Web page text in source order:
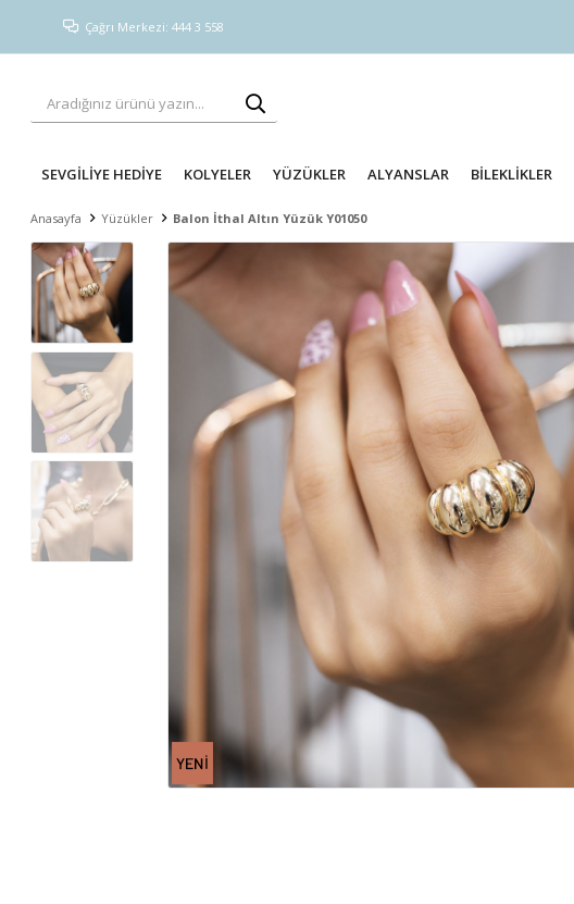
Çağrı Merkezi: 444 3 558
SEVGİLİYE HEDİYE KOLYELER YÜZÜKLER ALYANSLAR BİLEKLİKLER
Anasayfa Yüzükler Balon İthal Altın Yüzük Y01050